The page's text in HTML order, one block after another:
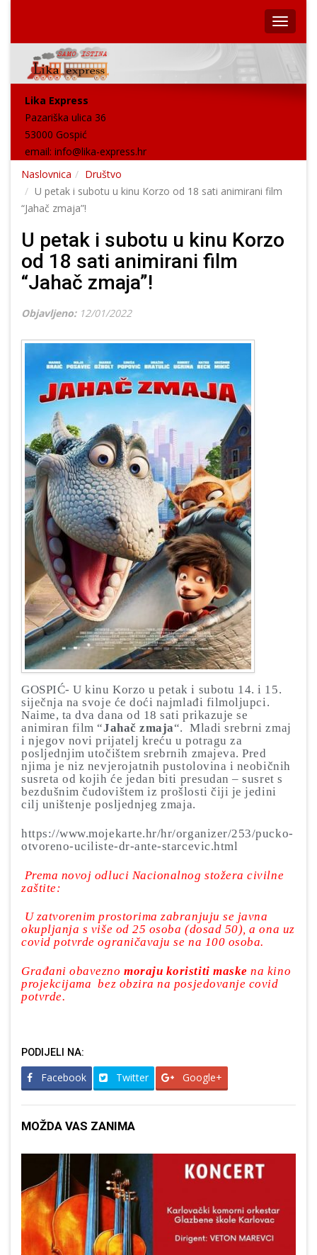
Lika Express
Pazariška ulica 36
53000 Gospić
email: info@lika-express.hr
Naslovnica
Društvo
U petak i subotu u kinu Korzo od 18 sati animirani film
“Jahač zmaja”!
U petak i subotu u kinu Korzo
od 18 sati animirani film
“Jahač zmaja”!
Objavljeno: 12/01/2022
GOSPIĆ- U kinu Korzo u petak i subotu 14. i 15.
siječnja na svoje će doći najmlađi filmoljupci.
Naime, ta dva dana od 18 sati prikazuje se
animiran film “Jahač zmaja“. Mladi srebrni zmaj
i njegov novi prijatelj kreću u potragu za
posljednjim utočištem srebrnih zmajeva. Pred
njima je niz nevjerojatnih pustolovina i neobičnih
susreta od kojih će jedan biti presudan – susret s
bezdušnim čudovištem iz prošlosti čiji je jedini
cilj uništenje posljednjeg zmaja.
https://www.mojekarte.hr/hr/organizer/253/pucko-
otvoreno-uciliste-dr-ante-starcevic.html
Prema novoj odluci Nacionalnog stožera civilne
zaštite:
U zatvorenim prostorima zabranjuju se javna
okupljanja s više od 25 osoba (dosad 50), a ona uz
covid potvrde ograničavaju se na 100 osoba.
Građani obaveznomoraju koristiti maske na kino
projekcijama bez obzira na posjedovanje covid
potvrde.
PODIJELI NA:
Facebook Twitter Google+
MOŽDA VAS ZANIMA